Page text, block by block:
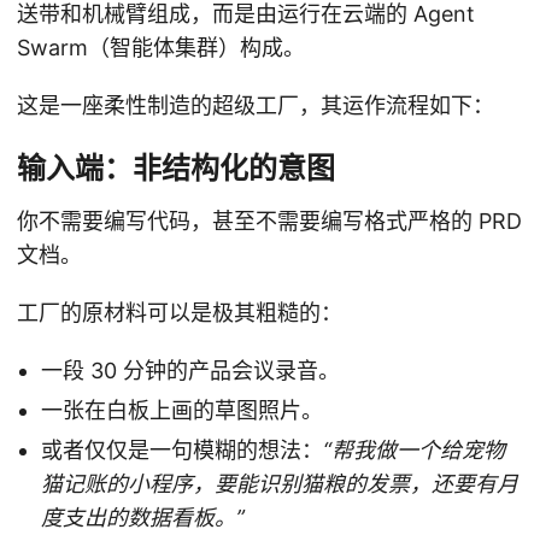
送带和机械臂组成，而是由运行在云端的 Agent
Swarm（智能体集群）构成。
这是一座柔性制造的超级工厂，其运作流程如下：
输入端：非结构化的意图
你不需要编写代码，甚至不需要编写格式严格的 PRD
文档。
工厂的原材料可以是极其粗糙的：
一段 30 分钟的产品会议录音。
一张在白板上画的草图照片。
或者仅仅是一句模糊的想法： “帮我做一个给宠物
猫记账的小程序，要能识别猫粮的发票，还要有月
度支出的数据看板。”